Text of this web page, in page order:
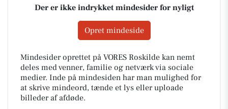
Der er ikke indrykket mindesider for nyligt
Opret mindeside
Mindesider oprettet på VORES Roskilde kan nemt
deles med venner, familie og netværk via sociale
medier. Inde på mindesiden har man mulighed for
at skrive mindeord, tænde et lys eller uploade
billeder af afdøde.